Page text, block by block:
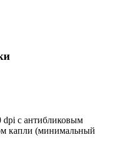
dpi с антибликовым
капли (минимальный